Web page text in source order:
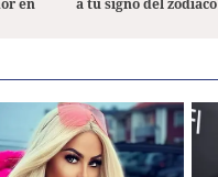
en
a tu signo del zodiaco